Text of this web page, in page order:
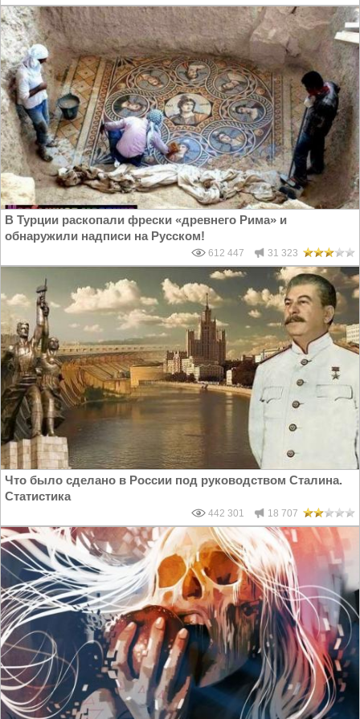
В Турции раскопали фрески «древнего Рима» и
обнаружили надписи на Русском!
612 447 31 323
Что было сделано в России под руководством Сталина.
Статистика
442 301 18 707